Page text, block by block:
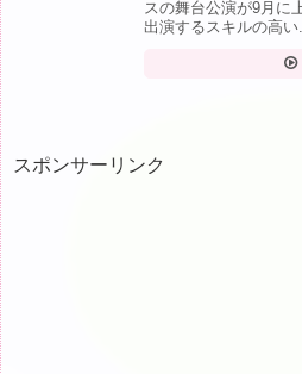
スの舞台公演が9月に
出演するスキルの高い
スポンサーリンク